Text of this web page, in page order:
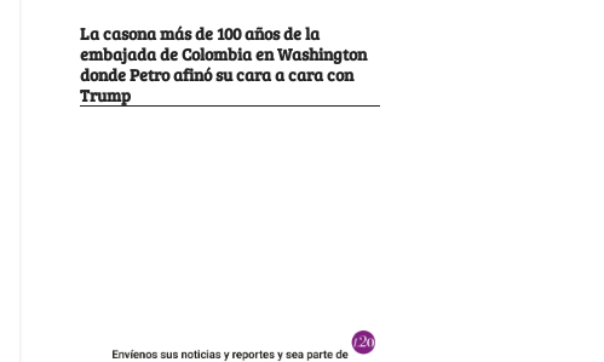
La casona más de 100 años de la
embajada de Colombia en Washington
donde Petro afinó su cara a cara con
Trump